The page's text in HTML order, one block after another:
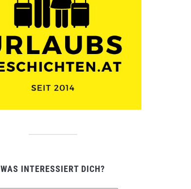
WAS INTERESSIERT DICH?